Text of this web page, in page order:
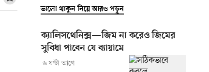
ভালো থাকুন নিয়ে আরও পড়ুন
ক্যালিসথেনিক্স—জিম না করেও জিমের
সুবিধা পাবেন যে ব্যায়ামে
৬ ঘণ্টা আগে